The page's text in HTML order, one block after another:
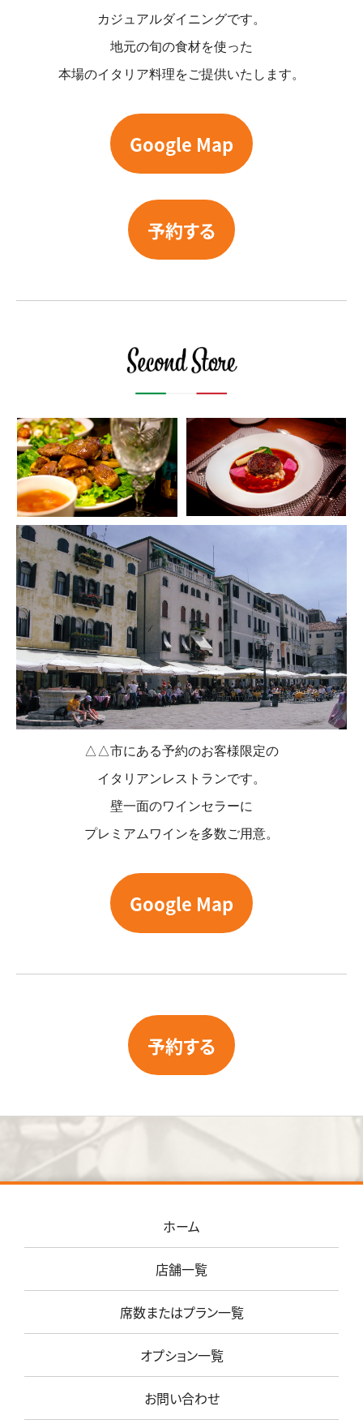
カジュアルダイニングです。
地元の旬の食材を使った
本場のイタリア料理をご提供いたします。
Google Map
予約する
△△市にある予約のお客様限定の
イタリアンレストランです。
壁一面のワインセラーに
プレミアムワインを多数ご用意。
Google Map
予約する
ホーム
店舗一覧
席数またはプラン一覧
オプション一覧
お問い合わせ